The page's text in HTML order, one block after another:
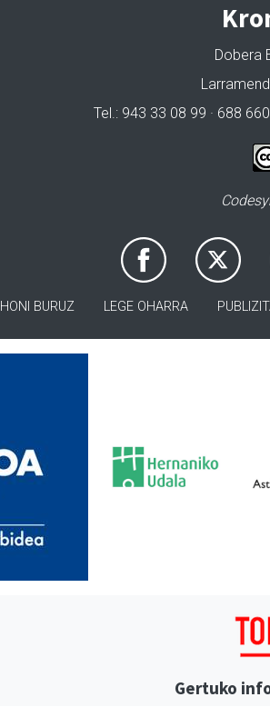
Dobera
Tel.: 943 33 08 99 · 688
HONI BURUZ LEGE OHARRA
Gertuko